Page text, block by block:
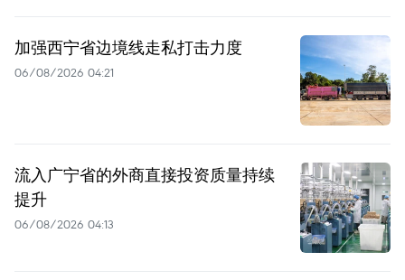
加强西宁省边境线走私打击力度
06/08/2026 04:21
流入广宁省的外商直接投资质量持续
提升
06/08/2026 04:13